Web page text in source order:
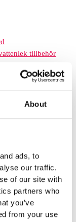
About
ads, to
our traffic.
of our site with
partners who
you’ve
from your use
tillbehör
högt. Att
med
spännande inslag
uppskattar. De
och de fälls ner
med fördel